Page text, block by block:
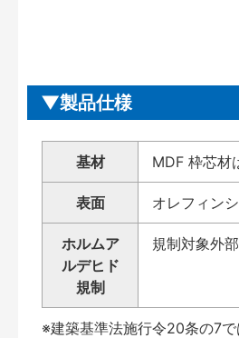
製品仕様
基材 MDF 枠芯材
表面 オレフィン
ホルムア
ルデヒド
規制
規制対象外
※建築基準法施行令20条の7